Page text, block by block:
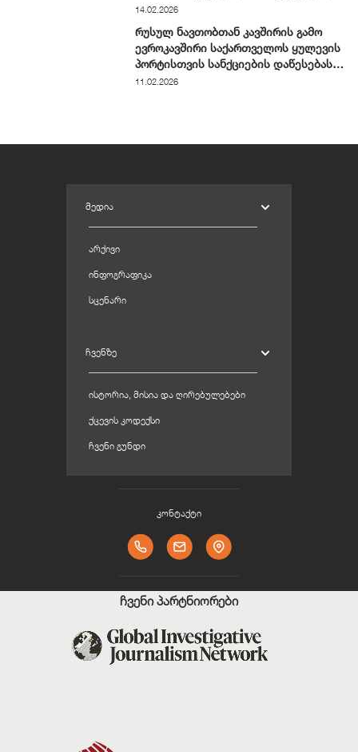
ჩვეულებრივი ნიუ-იორკელები არიან
14.02.2026
რუსულ ნავთობთან კავშირის გამო
ევროკავშირი საქართველოს ყულევის
პორტისთვის სანქციების დაწესებას
განიხილავს
11.02.2026
ᲛᲔᲓᲘᲐ
ᲐᲠᲥᲘᲕᲘ
ᲘᲜᲤᲝᲒᲠᲐᲤᲘᲙᲐ
ᲡᲪᲔᲜᲐᲠᲘ
ᲩᲕᲔᲜᲖᲔ
ᲘᲡᲢᲝᲠᲘᲐ, ᲛᲘᲡᲘᲐ ᲓᲐ ᲦᲘᲠᲔᲑᲣᲚᲔᲑᲔᲑᲘ
ᲥᲪᲔᲕᲘᲡ ᲙᲝᲓᲔᲥᲡᲘ
ᲩᲕᲔᲜᲘ ᲒᲣᲜᲓᲘ
კონტაქტი
ჩვენი პარტნიორები